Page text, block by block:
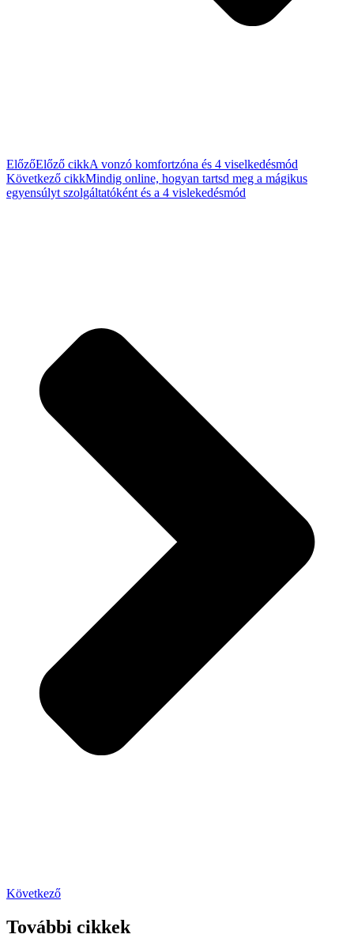
ElőzőElőző cikkA vonzó komfortzóna és 4 viselkedésmód
Következő cikkMindig online, hogyan tartsd meg a mágikus
egyensúlyt szolgáltatóként és a 4 vislekedésmód
Következő
További cikkek